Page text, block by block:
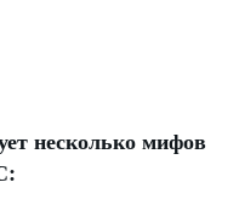
несколько мифов